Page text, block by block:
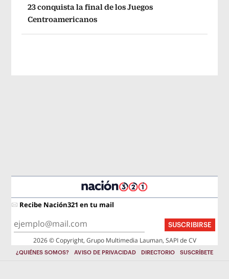
23 conquista la final de los Juegos
Centroamericanos
Recibe Nación321 en tu mail
SUSCRIBIRSE
2026 © Copyright, Grupo Multimedia Lauman, SAPI de CV
¿QUIÉNES SOMOS? AVISO DE PRIVACIDAD DIRECTORIO SUSCRÍBETE